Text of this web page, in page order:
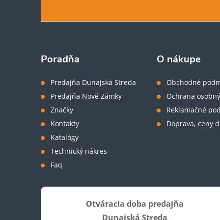
ý
i
s
u
Poradňa
Predajňa Dunajská Streda
Predajňa Nové Zámky
Značky
Kontakty
Katalógy
Technický nákres
Faq
O nákupe
Obchodné
Ochrana
Reklamačné
Doprava, ceny
Otváracia doba predajňa
Dunajská Streda